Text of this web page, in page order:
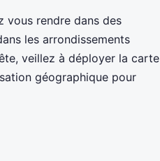
vous rendre dans des
les arrondissements
veillez à déployer la carte
géographique pour